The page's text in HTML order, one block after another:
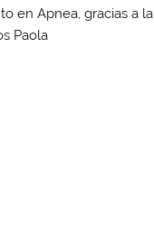
en Apnea, gracias a la
Paola